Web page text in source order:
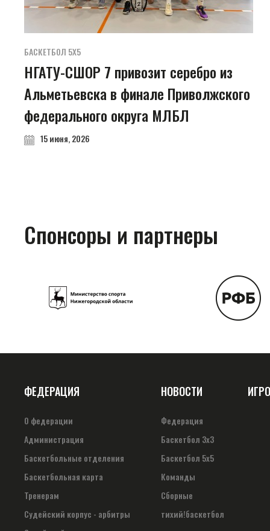
БАСКЕТБОЛ 5Х5
НГАТУ-СШОР 7 привозит серебро из
Альметьевска в финале Приволжского
федерального округа МЛБЛ
15 июня, 2026
Спонсоры и партнеры
ФЕДЕРАЦИЯ
О федерации
Администрация
Баскетбольные отделения
Баскетбольная карта
Тренерам
Судейский корпус - арбитры
НОВОСТИ
Федерация
Баскетбол 3х3
Баскетбол 5х5
Команды
Сборные
тихий!баскетбол